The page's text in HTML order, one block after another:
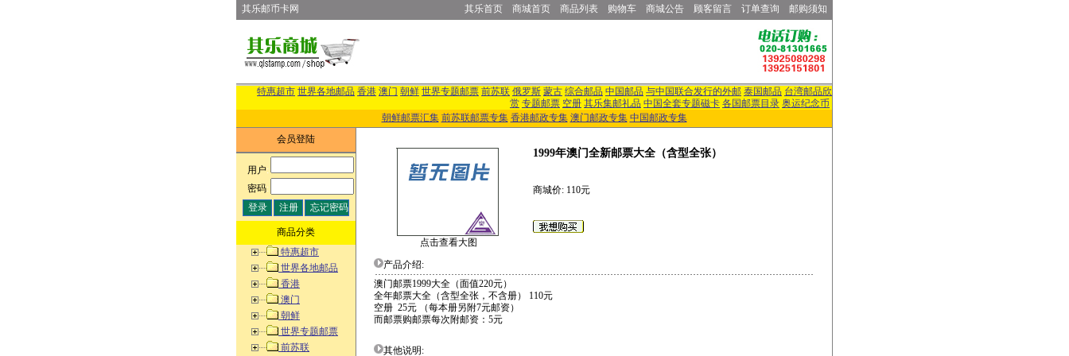
其乐邮币卡网 其乐首页 商城首页 商品列表 购物车 商城公告 顾客留言 订单查询 邮购须知
特惠超市 世界各地邮品 香港 澳门 朝鲜 世界专题邮票 前苏联 俄罗斯 蒙古 综合邮品 中国邮品 与中国联合发行的外邮 泰国邮品 台湾邮品欣
赏 专题邮票 空册 其乐集邮礼品 中国全套专题磁卡 各国邮票目录 奥运纪念币
朝鲜邮票汇集 前苏联邮票专集 香港邮政专集 澳门邮政专集 中国邮政专集
会员登陆
用户:
密码:
商品分类
特惠超市
世界各地邮品
香港
澳门
朝鲜
世界专题邮票
前苏联
点击查看大图
1999年澳门全新邮票大全（含型全张）
商城价: 110元
产品介绍:
澳门邮票1999大全（面值220元）
全年邮票大全（含型全张，不含册） 110元
空册 25元 （每本册另附7元邮资）
而邮票购邮票每次附邮资：5元
其他说明: